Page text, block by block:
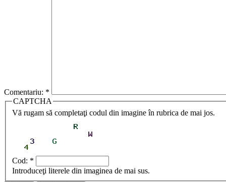
Comentariu: *
CAPTCHA
Vă rugam să completaţi codul din imagine în rubrica de mai jos.
Cod: *
Introduceţi literele din imaginea de mai sus.